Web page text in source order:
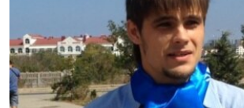
ПОБЕДИТЕЛЕЙ НЕ СУДЯТ?
КРЫМ.НЕПОКОРЕННЫЙ
ELIFBE
УКРАИНСКАЯ ПРОБЛЕМА КРЫМА